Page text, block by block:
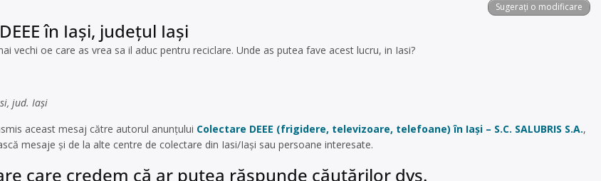
Sugerați o modificare
în Iași, județul Iași
vechi oe care as vrea sa il aduc pentru reciclare. Unde as putea fave acest lucru, in Iasi?
jud. Iași
aceast mesaj către autorul anunțului Colectare DEEE (frigidere, televizoare, telefoane) în Iași – S.C. SALUBRIS S.A.,
mesaje și de la alte centre de colectare din Iasi/Iași sau persoane interesate.
care credem că ar putea răspunde căutărilor dvs.